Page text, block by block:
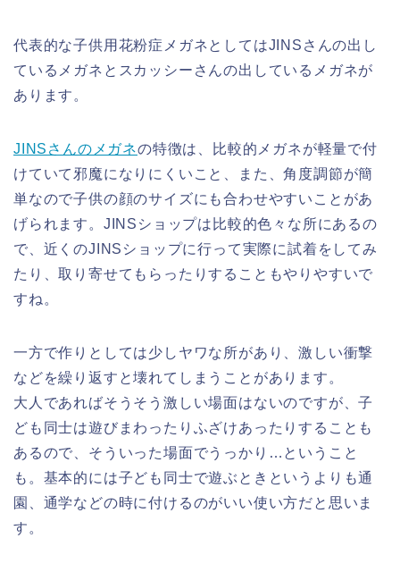
代表的な子供用花粉症メガネとしてはJINSさんの出し
ているメガネとスカッシーさんの出しているメガネが
あります。
JINSさんのメガネの特徴は、比較的メガネが軽量で付
けていて邪魔になりにくいこと、また、角度調節が簡
単なので子供の顔のサイズにも合わせやすいことがあ
げられます。JINSショップは比較的色々な所にあるの
で、近くのJINSショップに行って実際に試着をしてみ
たり、取り寄せてもらったりすることもやりやすいで
すね。
一方で作りとしては少しヤワな所があり、激しい衝撃
などを繰り返すと壊れてしまうことがあります。
大人であればそうそう激しい場面はないのですが、子
ども同士は遊びまわったりふざけあったりすることも
あるので、そういった場面でうっかり…ということ
も。基本的には子ども同士で遊ぶときというよりも通
園、通学などの時に付けるのがいい使い方だと思いま
す。